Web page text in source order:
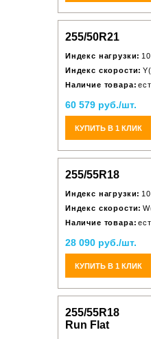
255/50R21
Индекс нагрузки:
Индекс скорости:
Наличие товара:
60 579 руб./шт.
КУПИТЬ В 1 КЛИК
255/55R18
Индекс нагрузки:
Индекс скорости:
Наличие товара:
28 090 руб./шт.
КУПИТЬ В 1 КЛИК
255/55R18
Run Flat